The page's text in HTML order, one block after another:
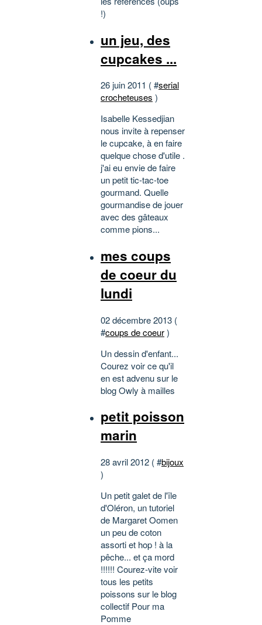
!)
un jeu, des
cupcakes ...
26 juin 2011 ( #serial
crocheteuses )
Isabelle Kessedjian
nous invite à repenser
le cupcake, à en faire
quelque chose d'utile .
j'ai eu envie de faire
un petit tic-tac-toe
gourmand. Quelle
gourmandise de jouer
avec des gâteaux
comme pions...
mes coups
de coeur du
lundi
02 décembre 2013 (
#coups de coeur)
Un dessin d'enfant...
Courez voir ce qu'il
en est advenu sur le
blog Owly à mailles
petit poisson
marin
28 avril 2012 ( #bijoux
)
Un petit galet de l'ïle
d'Oléron, un tutoriel
de Margaret Oomen
un peu de coton
assorti et hop ! à la
pêche... et ça mord
!!!!!! Courez-vite voir
tous les petits
poissons sur le blog
collectif Pour ma
Pomme